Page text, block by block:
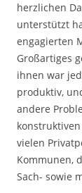
herzlichen
unterstützt
engagierten
Großartiges
ihnen war
produktiv,
andere
vielen
Kommunen,
Sach- sowie